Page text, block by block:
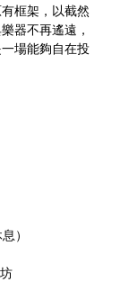
框架，以截然
器不再遙遠，
場能夠自在投
）